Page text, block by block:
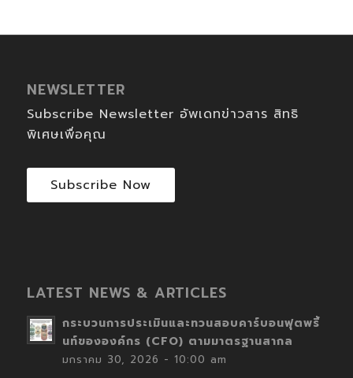
NEWSLETTER
Subscribe Newsletter อัพเดทข่าวสาร สิทธิ
พิเศษเพื่อคุณ
Subscribe Now
LATEST NEWS & ARTICLES
กระบวนการประเมินและทวนสอบคาร์บอนฟุตพริ้
นท์ขององค์กร (CFO) ตามมาตรฐานสากล
มกราคม 30, 2026 - 10:00 am